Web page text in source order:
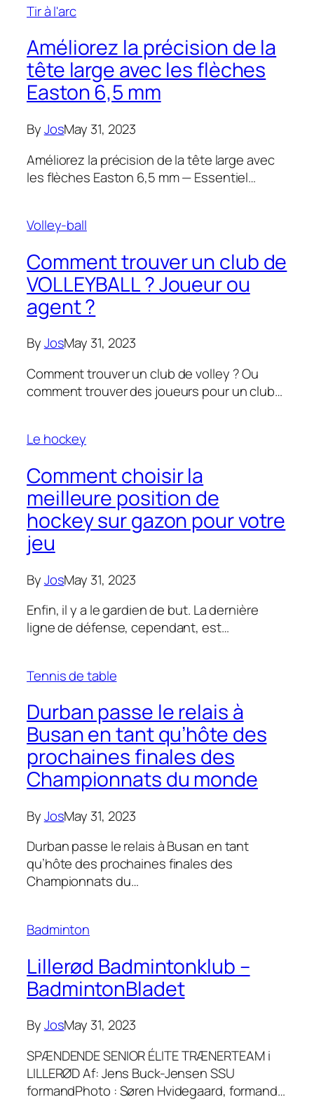
Tir à l'arc
Améliorez la précision de la
tête large avec les flèches
Easton 6,5 mm
ByJosMay 31, 2023
Améliorez la précision de la tête large avec
les flèches Easton 6,5 mm — Essentiel…
Volley-ball
Comment trouver un club de
VOLLEYBALL ? Joueur ou
agent ?
ByJosMay 31, 2023
Comment trouver un club de volley ? Ou
comment trouver des joueurs pour un club…
Le hockey
Comment choisir la
meilleure position de
hockey sur gazon pour votre
jeu
ByJosMay 31, 2023
Enfin, il y a le gardien de but. La dernière
ligne de défense, cependant, est…
Tennis de table
Durban passe le relais à
Busan en tant qu’hôte des
prochaines finales des
Championnats du monde
ByJosMay 31, 2023
Durban passe le relais à Busan en tant
qu’hôte des prochaines finales des
Championnats du…
Badminton
Lillerød Badmintonklub –
BadmintonBladet
ByJosMay 31, 2023
SPÆNDENDE SENIOR ÉLITE TRÆNERTEAM i
LILLERØD Af: Jens Buck-Jensen SSU
formandPhoto : Søren Hvidegaard, formand…